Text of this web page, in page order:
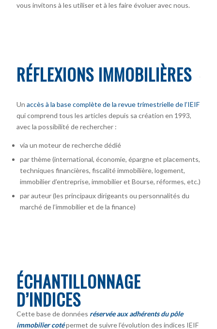
vous invitons à les utiliser et à les faire évoluer avec nous.
RÉFLEXIONS IMMOBILIÈRES
Un accès à la base complète de la revue trimestrielle de l’IEIF
qui comprend tous les articles depuis sa création en 1993,
avec la possibilité de rechercher :
via un moteur de recherche dédié
par thème (international, économie, épargne et placements,
techniques financières, fiscalité immobilière, logement,
immobilier d’entreprise, immobilier et Bourse, réformes, etc.)
par auteur (les principaux dirigeants ou personnalités du
marché de l’immobilier et de la finance)
ÉCHANTILLONNAGE
D’INDICES
Cette base de données réservée aux adhérents du pôle
immobilier coté permet de suivre l’évolution des indices IEIF